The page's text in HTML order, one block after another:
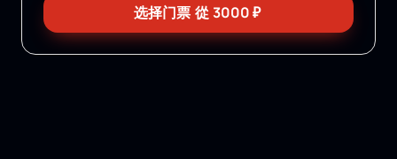
选择门票 從 3000₽